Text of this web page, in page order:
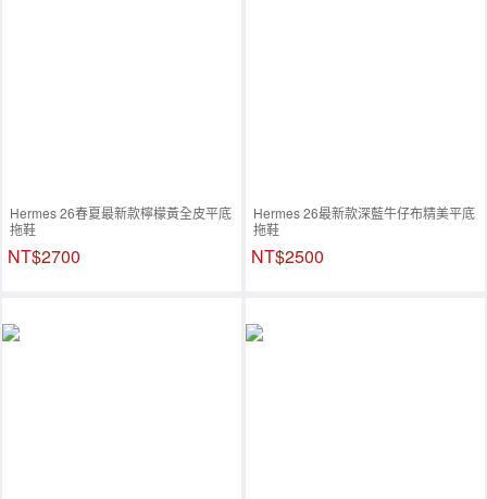
Hermes 26春夏最新款檸檬黃全皮平底
拖鞋
NT$2700
Hermes 26最新款深藍牛仔布精美平底
拖鞋
NT$2500